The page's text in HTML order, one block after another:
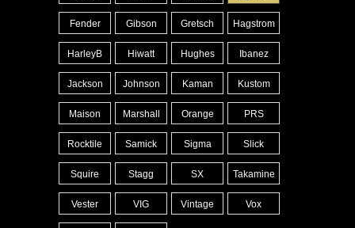
Fender Gibson Gretsch Hagstrom
HarleyB Hiwatt Hughes Ibanez
Jackson Johnson Kaman Kustom
Maison Marshall Orange PRS
Rocktile Samick Sigma Slick
Squire Stagg SX Takamine
Vester VIG Vintage Vox